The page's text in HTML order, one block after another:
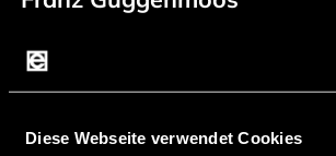
Diese Webseite verwendet Cookies
+49 (0) 15127646044
f.guggenmoos@endrich.com